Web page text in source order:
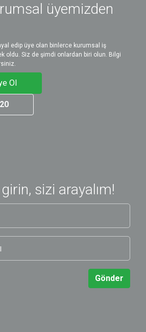
üyemizden
edip üye olan binlerce kurumsal iş
oldu. Siz de şimdi onlardan biri olun. Bilgi
Ol
sizi arayalım!
Gönder